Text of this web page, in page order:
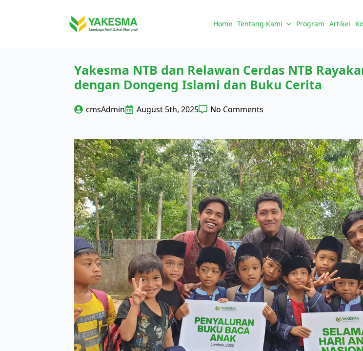
Home Tentang Kami Program Artikel
Yakesma NTB dan Relawan Cerdas NTB
dengan Dongeng Islami dan Buku Cerita
cmsAdmin August 5th, 2025 No Comments